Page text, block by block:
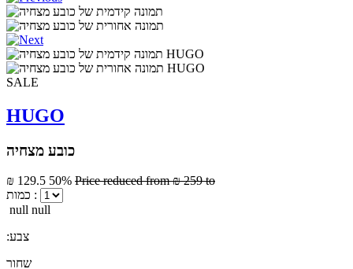
SALE
HUGO
כובע מצחיה
₪ 129.5 50% Price reduced from₪ 259 to
כמות :
null null
:צבע
שחור